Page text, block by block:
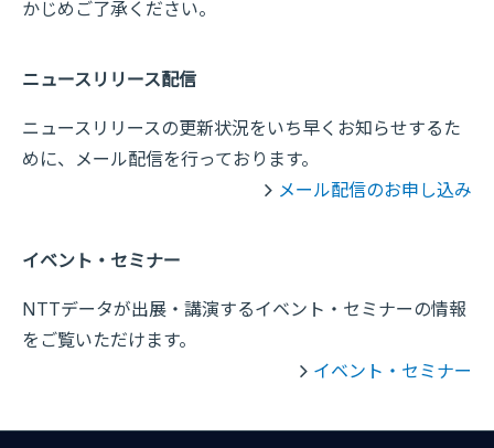
かじめご了承ください。
ニュースリリース配信
ニュースリリースの更新状況をいち早くお知らせするた
めに、メール配信を行っております。
メール配信のお申し込み
イベント・セミナー
NTTデータが出展・講演するイベント・セミナーの情報
をご覧いただけます。
イベント・セミナー